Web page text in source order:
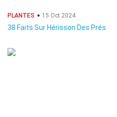
PLANTES 15 Oct 2024
38 Faits Sur Hérisson Des Prés